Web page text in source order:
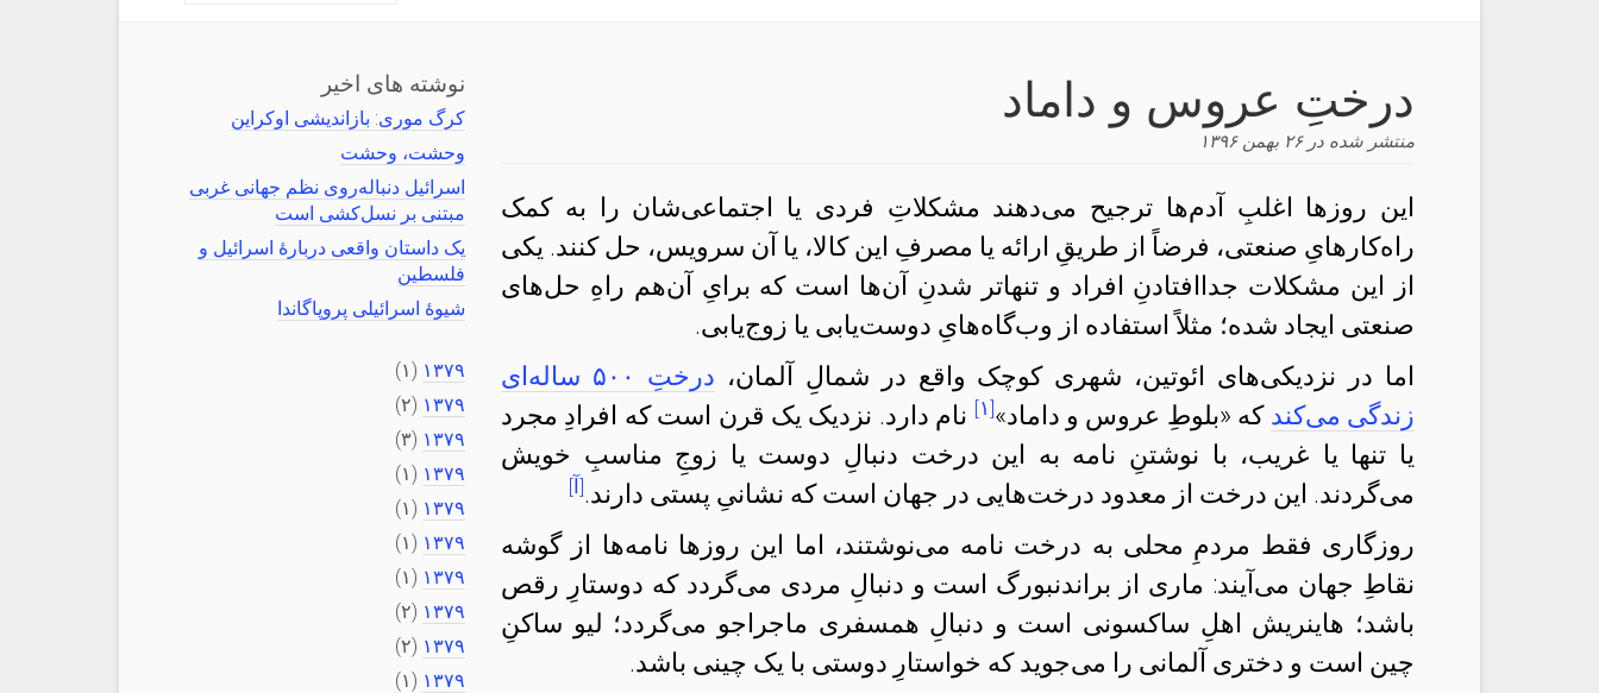
درختِ عروس و داماد
منتشر شده در۲۶ بهمن ۱۳۹۶
این روزها اغلبِ آدم‌ها ترجیح می‌دهند مشکلاتِ فردی یا اجتماعی‌شان را به کمک
راه‌کارهایِ صنعتی، فرضاً از طریقِ ارائه یا مصرفِ این کالا، یا آن سرویس، حل کنند. یکی
از این مشکلات جداافتادنِ افراد و تنهاتر شدنِ آن‌ها است که برایِ آن‌هم راهِ حل‌های
صنعتی ایجاد شده؛ مثلاً استفاده از وب‌گاه‌هایِ دوست‌یابی یا زوج‌یابی.
اما در نزدیکی‌های ائوتین، شهری کوچک واقع در شمالِ آلمان،
درختِ ۵۰۰ ساله‌ای
زندگی می‌کند که «بلوطِ عروس و داماد»[۱] نام دارد. نزدیک یک قرن است که افرادِ مجرد
یا تنها یا غریب، با نوشتنِ نامه به این درخت دنبالِ دوست یا زوجِ مناسبِ خویش
می‌گردند. این درخت از معدود درخت‌هایی در جهان است که نشانیِ پستی دارند.[آ]
روزگاری فقط مردمِ محلی به درخت نامه می‌نوشتند، اما این روزها نامه‌ها از گوشه‌
نقاطِ جهان می‌آیند: ماری از براندنبورگ است و دنبالِ مردی می‌گردد که دوستارِ رقص
باشد؛ هاینریش اهلِ ساکسونی است و دنبالِ همسفری ماجراجو می‌گردد؛ لیو ساکنِ
چین است و دختری آلمانی را می‌جوید که خواستارِ دوستی با یک چینی باشد.
نوشته های اخیر
کرگ موری: بازاندیشی اوکراین
وحشت، وحشت
اسرائیل دنباله‌روی نظم جهانی غربی
مبتنی بر نسل‌کشی است
یک داستان واقعی دربارهٔ اسرائیل و
فلسطین
شیوهٔ اسرائیلی پروپاگاندا
۱۳۷۹ (۱)
۱۳۷۹ (۲)
۱۳۷۹ (۳)
۱۳۷۹ (۱)
۱۳۷۹ (۱)
۱۳۷۹ (۱)
۱۳۷۹ (۱)
۱۳۷۹ (۲)
۱۳۷۹ (۲)
۱۳۷۹ (۱)